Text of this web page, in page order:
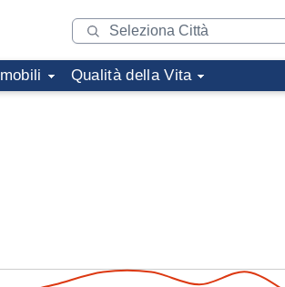
Qualità della Vita